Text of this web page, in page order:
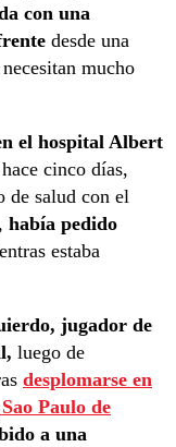
con una
desde una
mucho
el hospital Albert
cinco días,
de salud con el
había pedido
estaba
jugador de
luego de
desplomarse en
Paulo de
a una